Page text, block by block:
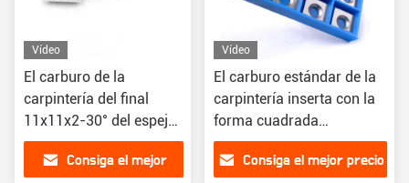
Vídeo
El carburo de la
carpintería del final
11x11x2-30° del espejo
inserta para la madera
Consiga el mejor
Vídeo
El carburo estándar de la
carpintería inserta con la
forma cuadrada
12x12x2.2-30°
Consiga el mejor precio